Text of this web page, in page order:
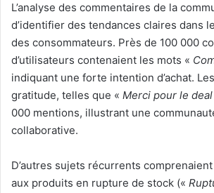
L’analyse des commentaires de la
d’identifier des tendances claires dans
des consommateurs. Près de 100 000
d’utilisateurs contenaient les mots «
indiquant une forte intention d’achat.
gratitude, telles que « Merci pour le deal
000 mentions, illustrant une
collaborative.
D’autres sujets récurrents
aux produits en rupture de stock («